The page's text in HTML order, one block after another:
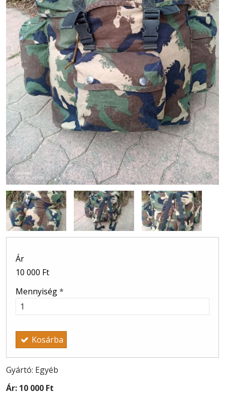
Ár
10 000 Ft
Mennyiség*
Kosárba
Gyártó: Egyéb
Ár: 10 000 Ft